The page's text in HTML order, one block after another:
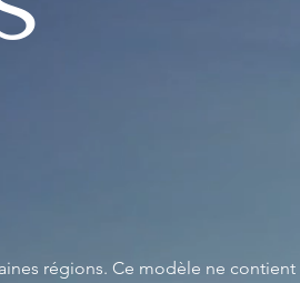
régions. Ce modèle ne contient